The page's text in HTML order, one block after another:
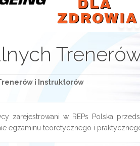
i Instruktorów
zarejestrowani w REPs Polska
egzaminu teoretycznego i